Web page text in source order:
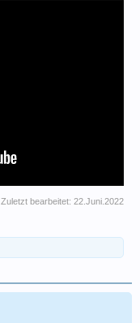
Zuletzt bearbeitet: 22.Juni.2022